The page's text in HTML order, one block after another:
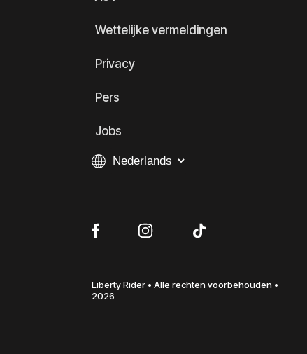
Wettelijke vermeldingen
Privacy
Pers
Jobs
Liberty Rider • Alle rechten voorbehouden •
2026